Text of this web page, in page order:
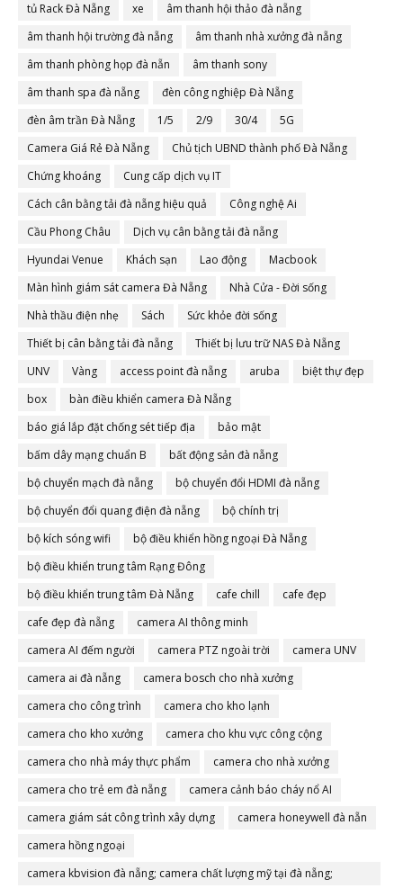
tủ Rack Đà Nẵng
xe
âm thanh hội thảo đà nẵng
âm thanh hội trường đà nẵng
âm thanh nhà xưởng đà nẵng
âm thanh phòng họp đà nẵn
âm thanh sony
âm thanh spa đà nẵng
đèn công nghiệp Đà Nẵng
đèn âm trần Đà Nẵng
1/5 2/9 30/4
5G
Camera Giá Rẻ Đà Nẵng
Chủ tịch UBND thành phố Đà Nẵng
Chứng khoáng
Cung cấp dịch vụ IT
Cách cân bằng tải đà nẵng hiệu quả
Công nghệ Ai
Cầu Phong Châu
Dịch vụ cân bằng tải đà nẵng
Hyundai Venue
Khách sạn Lao động
Macbook
Màn hình giám sát camera Đà Nẵng
Nhà Cửa - Đời sống
Nhà thầu điện nhẹ
Sách
Sức khỏe đời sống
Thiết bị cân bằng tải đà nẵng
Thiết bị lưu trữ NAS Đà Nẵng
UNV
Vàng access point đà nẵng aruba
biệt thự đẹp
box
bàn điều khiển camera Đà Nẵng
báo giá lắp đặt chống sét tiếp địa
bảo mật
bấm dây mạng chuẩn B
bất động sản đà nẵng
bộ chuyển mạch đà nẵng
bộ chuyển đổi HDMI đà nẵng
bộ chuyển đổi quang điện đà nẵng
bộ chính trị
bộ kích sóng wifi
bộ điều khiển hồng ngoại Đà Nẵng
bộ điều khiển trung tâm Rạng Đông
bộ điều khiển trung tâm Đà Nẵng
cafe chill
cafe đẹp
cafe đẹp đà nẵng
camera AI thông minh
camera AI đếm người
camera PTZ ngoài trời
camera UNV
camera ai đà nẵng
camera bosch cho nhà xưởng
camera cho công trình
camera cho kho lạnh
camera cho kho xưởng
camera cho khu vực công cộng
camera cho nhà máy thực phẩm
camera cho nhà xưởng
camera cho trẻ em đà nẵng
camera cảnh báo cháy nổ AI
camera giám sát công trình xây dựng
camera honeywell đà nẵn
camera hồng ngoại
camera kbvision đà nẵng; camera chất lượng mỹ tại đà nẵng;